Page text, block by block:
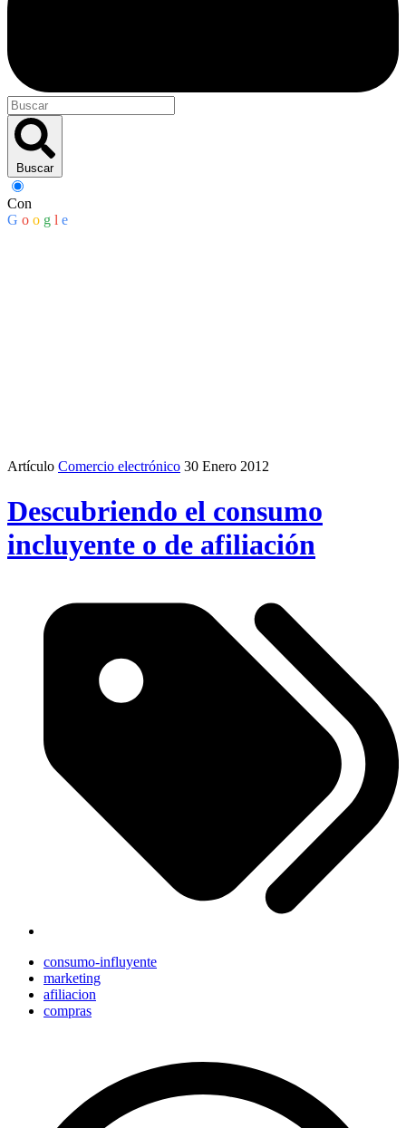
Buscar
Con
G o o g l e
Artículo Comercio electrónico 30 Enero 2012
Descubriendo el consumo
incluyente o de afiliación
consumo-influyente
marketing
afiliacion
compras